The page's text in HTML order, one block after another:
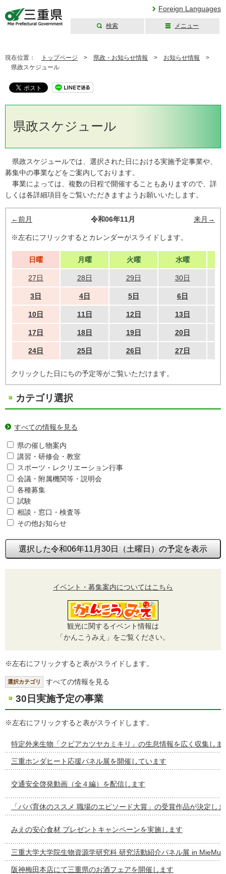
Foreign Languages
検索 メニュー
現在位置： トップページ > 県政・お知らせ情報 > お知らせ情報 >
県政スケジュール
県政スケジュール
県政スケジュールでは、選択された日における実施予定事業や、
募集中の事業などをご案内しております。
事業によっては、複数の日程で開催することもありますので、詳
しくは各詳細項目をご覧いただきますようお願いいたします。
←前月 令和06年11月 来月→
※左右にフリックするとカレンダーがスライドします。
日曜 月曜 火曜 水曜
27日 28日 29日 30日
3日 4日 5日 6日
10日 11日 12日 13日
17日 18日 19日 20日
24日 25日 26日 27日
クリックした日にちの予定等がご覧いただけます。
カテゴリ選択
すべての情報を見る
県の催し物案内
講習・研修会・教室
スポーツ・レクリエーション行事
会議・附属機関等・説明会
各種募集
試験
相談・窓口・検査等
その他お知らせ
選択した令和06年11月30日（土曜日）の予定を表示
イベント・募集案内についてはこちら
観光に関するイベント情報は
「かんこうみえ」をご覧ください。
※左右にフリックすると表がスライドします。
選択カテゴリ すべての情報を見る
30日実施予定の事業
※左右にフリックすると表がスライドします。
特定外来生物「クビアカツヤカミキリ」の生息情報を広く収集しま
三重ホンダヒート応援パネル展を開催しています
交通安全啓発動画（全４編）を配信します
「パパ育休のススメ 職場のエピソード大賞」の受賞作品が決定し
みえの安心食材 プレゼントキャンペーンを実施します
三重大学大学院生物資源学研究科 研究活動紹介パネル展 in MieMu
阪神梅田本店にて三重県のお酒フェアを開催します